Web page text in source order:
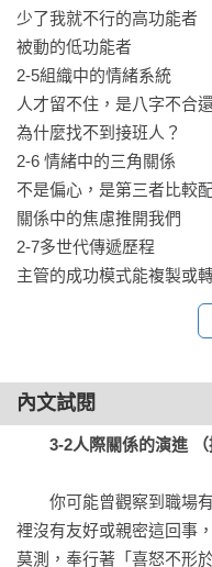
少了我就不行的高功能者
被動的低功能者
2-5組織中的情緒系統
人才留不住，是八字不合
為什麼找不到接班人？
2-6 情緒中的三角關係
不是偏心，是第三者比較
關係中的焦慮推開我們
2-7多世代傳遞歷程
主管的成功模式能複製或
團隊和諧，卻引來更多不
第三部 有意識的自我分化
3-1自動化情緒歷程
急性焦慮與慢性焦慮
3-2人際關係的演進
情緒融合、緊密衝突、三
自我分化，辨別人我之間的
內文試閱
3-2人際關係的演進 （
你可能曾觀察到職場有
裡沒有友好或親密這回事
莫測，奉行著「喜怒不形